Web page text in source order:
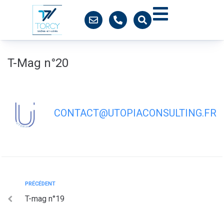
T-Mag n°20
CONTACT@UTOPIACONSULTING.FR
PRÉCÉDENT
T-mag n°19